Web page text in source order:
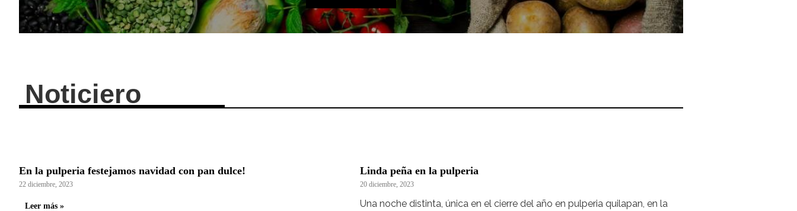
Noticiero
En la pulperia festejamos navidad con pan dulce!
22 diciembre, 2023
Leer más »
Linda peña en la pulperia
20 diciembre, 2023
Una noche distinta, única en el cierre del año en pulperia quilapan, en la